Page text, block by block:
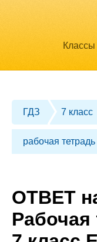
Классы
ГДЗ 7 класс
рабочая
ОТВЕТ